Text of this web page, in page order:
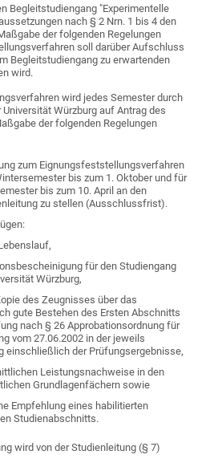
Begleitstudiengang "Experimentelle
nach § 2 Nrn. 1 bis 4 den
der folgenden Regelungen
soll darüber Aufschluss
Begleitstudiengang zu erwartenden
wird.
wird jedes Semester durch
Würzburg auf Antrag des
der folgenden Regelungen
zum Eignungsfeststellungsverfahren
bis zum 1. Oktober und für
bis zum 10. April an den
zu stellen (Ausschlussfrist).
für den Studiengang
Würzburg,
des Zeugnisses über das
gute Bestehen des Ersten Abschnitts
nach § 26 Approbationsordnung für
vom 27.06.2002 in der jeweils
einschließlich der Prüfungsergebnisse,
Leistungsnachweise in den
Grundlagenfächern sowie
Empfehlung eines habilitierten
Studienabschnitts.
wird von der Studienleitung (§ 7)